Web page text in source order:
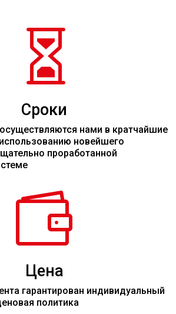

Сроки
нами в кратчайшие
новейшего
проработанной

Цена
гарантирован индивидуальный
политика